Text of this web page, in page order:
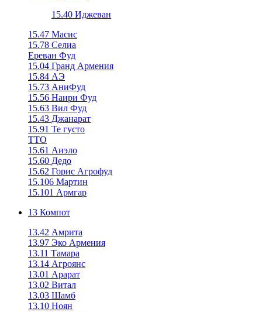
15.40 Иджеван
15.47 Масис
15.78 Селиа
Ереван Фуд
15.04 Гранд Армения
15.84 АЭ
15.73 АниФуд
15.56 Наири Фуд
15.63 Вил Фуд
15.43 Джанарат
15.91 Те густо
ТТО
15.61 Аиэло
15.60 Дедо
15.62 Горис Агрофуд
15.106 Мартин
15.101 Армгар
13 Компот
13.42 Амрита
13.97 Эко Армения
13.11 Тамара
13.14 Агроянс
13.01 Арарат
13.02 Витал
13.03 Шамб
13.10 Ноян